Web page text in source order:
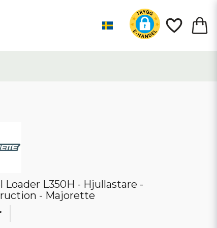
Loader L350H - Hjullastare -
- Majorette